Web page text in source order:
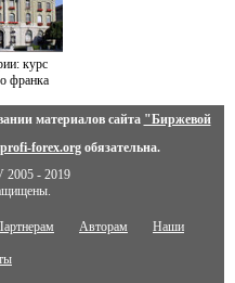
курс
франка
материалов сайта "Биржевой
forex.orgобязательна.
2005 - 2019
Авторам Наши